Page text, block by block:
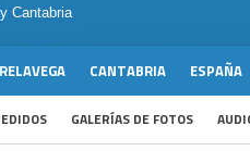
Cantabria
CANTABRIA ESPAÑA
GALERÍAS DE FOTOS